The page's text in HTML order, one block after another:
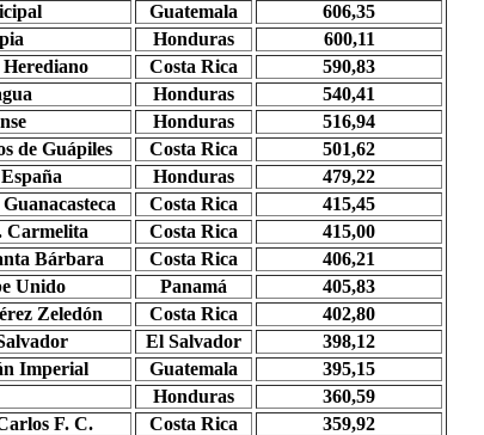
Guatemala
606,35
Honduras
600,11
Herediano Costa Rica
590,83
Honduras
540,41
Honduras
516,94
deGuápiles Costa Rica
501,62
Honduras
479,22
Costa Rica
415,45
Carmelita Costa Rica
415,00
Bárbara Costa Rica
406,21
Unido Panamá
405,83
Zeledón Costa Rica
402,80
El Salvador
398,12
Imperial Guatemala
395,15
Honduras
360,59
F. C. Costa Rica
359,92